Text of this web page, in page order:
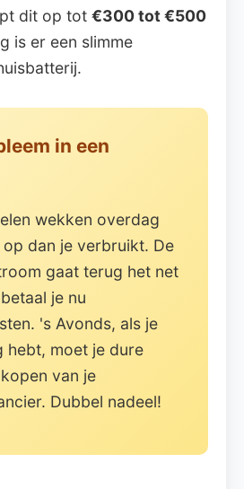
dit op tot €300 tot €500
is er een slimme
in een
wekken overdag
dan je verbruikt. De
gaat terug het net
je nu
's Avonds, als je
hebt, moet je dure
van je
Dubbel nadeel!